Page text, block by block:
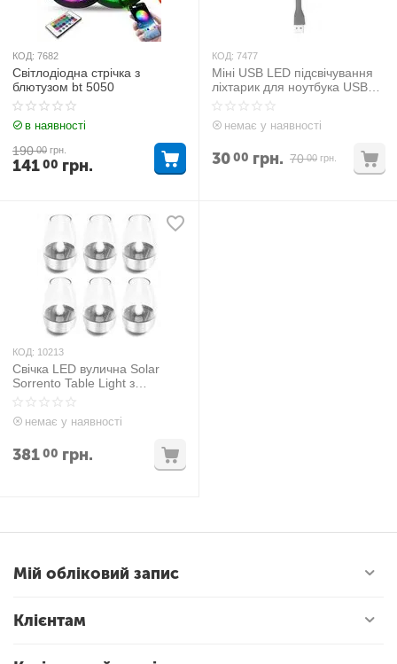
КОД: 7682
Світлодіодна стрічка з
блютузом bt 5050
в наявності
190 00 грн.
14100 грн.
КОД: 7477
Міні USB LED підсвічування
ліхтарик для ноутбука USB
TORCH USB-500
немає у наявності
70 00 грн.
3000 грн.
КОД: 10213
Свічка LED вулична Solar
Sorrento Table Light з
сонячною батареєю (6 шт.)
немає у наявності
38100 грн.
Мій обліковий запис
Клієнтам